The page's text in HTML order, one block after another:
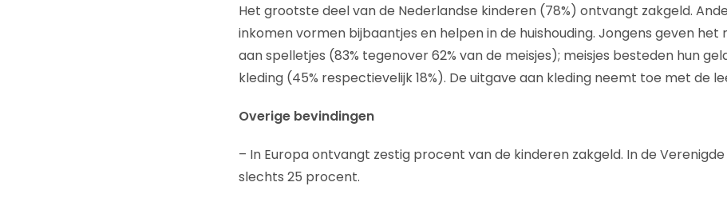
Het grootste deel van de Nederlandse kinderen (78%) ontvangt zakgeld.
inkomen vormen bijbaantjes en helpen in de huishouding. Jongens geven het
aan spelletjes (83% tegenover 62% van de meisjes); meisjes besteden hun
kleding (45% respectievelijk 18%). De uitgave aan kleding neemt toe met de
Overige bevindingen
– In Europa ontvangt zestig procent van de kinderen zakgeld. In de
slechts 25 procent.